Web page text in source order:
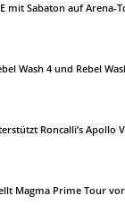
mit Sabaton auf Arena-
Wash 4 und Rebel
Roncalli’s Apollo
Magma Prime Tour vor